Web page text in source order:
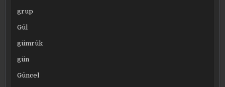
grup
Gül
gümrük
gün
Güncel